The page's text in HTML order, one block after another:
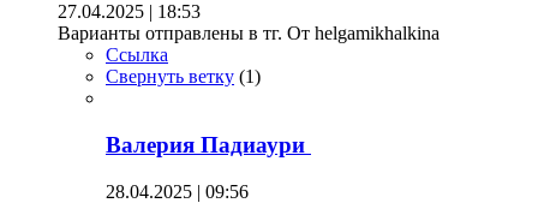
27.04.2025 | 18:53
Варианты отправлены в тг. От helgamikhalkina
Ссылка
Свернуть ветку (1)
Валерия Падиаури
28.04.2025 | 09:56